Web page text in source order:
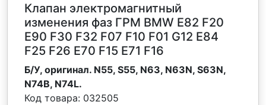
Клапан электромагнитный
изменения фаз ГРМ BMW E82 F20
E90 F30 F32 F07 F10 F01 G12 E84
F25 F26 E70 F15 E71 F16
Б/У, оригинал. N55, S55, N63, N63N, S63N,
N74B, N74L.
Код товара: 032505